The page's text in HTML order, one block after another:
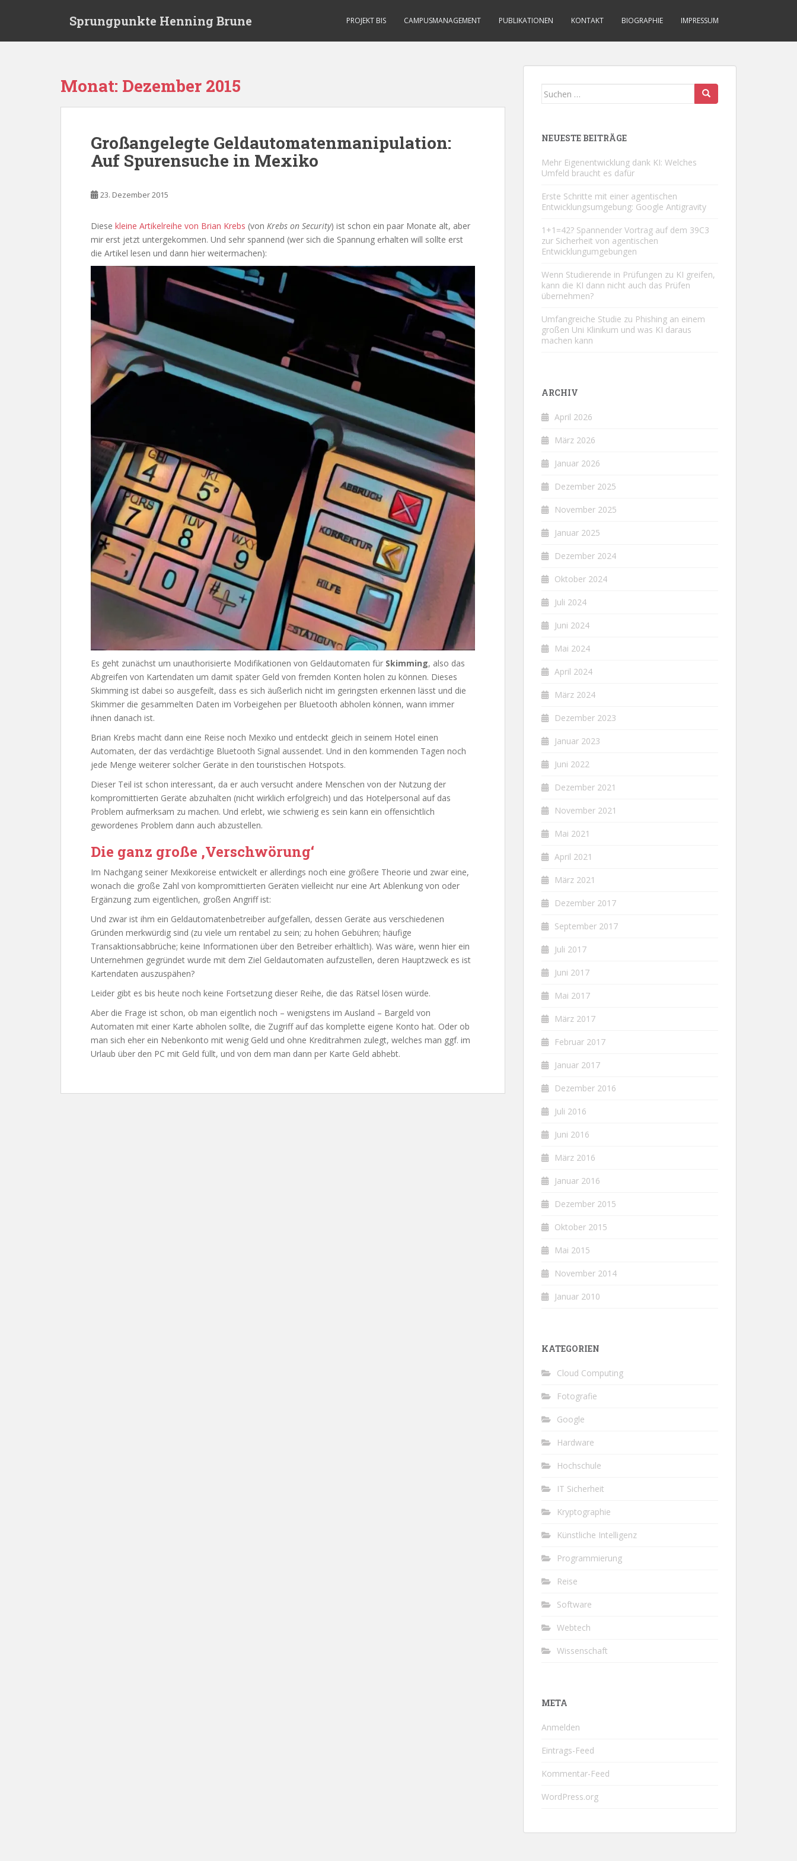
Sprungpunkte Henning Brune PROJEKT BIS CAMPUSMANAGEMENT PUBLIKATIONEN KONTAKT BIOGRAPHIE IMPRESSUM
Monat: Dezember 2015
Großangelegte Geldautomatenmanipulation:
Auf Spurensuche in Mexiko
23. Dezember 2015
Diese kleine Artikelreihe von Brian Krebs (von Krebs on Security) ist schon ein paar Monate alt, aber
mir erst jetzt untergekommen. Und sehr spannend (wer sich die Spannung erhalten will sollte erst
die Artikel lesen und dann hier weitermachen):
Es geht zunächst um unauthorisierte Modifikationen von Geldautomaten für Skimming, also das
Abgreifen von Kartendaten um damit später Geld von fremden Konten holen zu können. Dieses
Skimming ist dabei so ausgefeilt, dass es sich äußerlich nicht im geringsten erkennen lässt und die
Skimmer die gesammelten Daten im Vorbeigehen per Bluetooth abholen können, wann immer
ihnen danach ist.
Brian Krebs macht dann eine Reise noch Mexiko und entdeckt gleich in seinem Hotel einen
Automaten, der das verdächtige Bluetooth Signal aussendet. Und in den kommenden Tagen noch
jede Menge weiterer solcher Geräte in den touristischen Hotspots.
Dieser Teil ist schon interessant, da er auch versucht andere Menschen von der Nutzung der
kompromittierten Geräte abzuhalten (nicht wirklich erfolgreich) und das Hotelpersonal auf das
Problem aufmerksam zu machen. Und erlebt, wie schwierig es sein kann ein offensichtlich
gewordenes Problem dann auch abzustellen.
Die ganz große ‚Verschwörung‘
Im Nachgang seiner Mexikoreise entwickelt er allerdings noch eine größere Theorie und zwar eine,
wonach die große Zahl von kompromittierten Geräten vielleicht nur eine Art Ablenkung von oder
Ergänzung zum eigentlichen, großen Angriff ist:
Und zwar ist ihm ein Geldautomatenbetreiber aufgefallen, dessen Geräte aus verschiedenen
Gründen merkwürdig sind (zu viele um rentabel zu sein; zu hohen Gebühren; häufige
Transaktionsabbrüche; keine Informationen über den Betreiber erhältlich). Was wäre, wenn hier ein
Unternehmen gegründet wurde mit dem Ziel Geldautomaten aufzustellen, deren Hauptzweck es ist
Kartendaten auszuspähen?
Leider gibt es bis heute noch keine Fortsetzung dieser Reihe, die das Rätsel lösen würde.
Aber die Frage ist schon, ob man eigentlich noch – wenigstens im Ausland – Bargeld von
Automaten mit einer Karte abholen sollte, die Zugriff auf das komplette eigene Konto hat. Oder ob
man sich eher ein Nebenkonto mit wenig Geld und ohne Kreditrahmen zulegt, welches man ggf. im
Urlaub über den PC mit Geld füllt, und von dem man dann per Karte Geld abhebt.
Suchen
NEUESTE BEITRÄGE
Mehr Eigenentwicklung dank KI: Welches
Umfeld braucht es dafür
Erste Schritte mit einer agentischen
Entwicklungsumgebung: Google Antigravity
1+1=42? Spannender Vortrag auf dem 39C3
zur Sicherheit von agentischen
Entwicklungumgebungen
Wenn Studierende in Prüfungen zu KI greifen,
kann die KI dann nicht auch das Prüfen
übernehmen?
Umfangreiche Studie zu Phishing an einem
großen Uni Klinikum und was KI daraus
machen kann
ARCHIV
April 2026
März 2026
Januar 2026
Dezember 2025
November 2025
Januar 2025
Dezember 2024
Oktober 2024
Juli 2024
Juni 2024
Mai 2024
April 2024
März 2024
Dezember 2023
Januar 2023
Juni 2022
Dezember 2021
November 2021
Mai 2021
April 2021
März 2021
Dezember 2017
September 2017
Juli 2017
Juni 2017
Mai 2017
März 2017
Februar 2017
Januar 2017
Dezember 2016
Juli 2016
Juni 2016
März 2016
Januar 2016
Dezember 2015
Oktober 2015
Mai 2015
November 2014
Januar 2010
KATEGORIEN
Cloud Computing
Fotografie
Google
Hardware
Hochschule
IT Sicherheit
Kryptographie
Künstliche Intelligenz
Programmierung
Reise
Software
Webtech
Wissenschaft
META
Anmelden
Eintrags-Feed
Kommentar-Feed
WordPress.org